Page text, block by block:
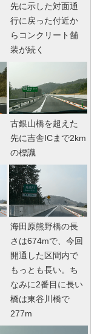
先に示した対面通
行に戻った付近か
らコンクリート舗
装が続く
古銀山橋を超えた
先に吉舎ICまで2km
の標識
海田原熊野橋の長
さは674mで、今回
開通した区間内で
もっとも長い。ち
なみに2番目に長い
橋は東谷川橋で
277m